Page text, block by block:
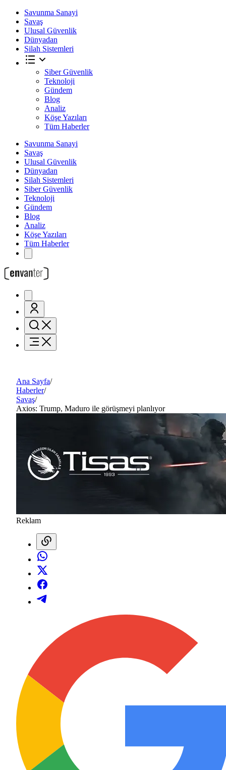
Savunma Sanayi
Savaş
Ulusal Güvenlik
Dünyadan
Silah Sistemleri
Siber Güvenlik
Teknoloji
Gündem
Blog
Analiz
Köşe Yazıları
Tüm Haberler
Savunma Sanayi
Savaş
Ulusal Güvenlik
Dünyadan
Silah Sistemleri
Siber Güvenlik
Teknoloji
Gündem
Blog
Analiz
Köşe Yazıları
Tüm Haberler
Ana Sayfa/
Haberler/
Savaş/
Axios: Trump, Maduro ile görüşmeyi planlıyor
Reklam